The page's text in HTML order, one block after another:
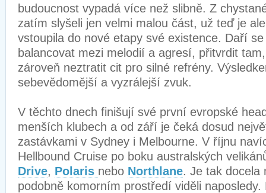
budoucnost vypadá více než slibně. Z
zatím slyšeli jen velmi malou část, už teď je
vstoupila do nové etapy své existence. Daří
balancovat mezi melodií a agresí, přitvrdit
zároveň neztratit cit pro silné refrény.
sebevědomější a vyzrálejší zvuk.
V těchto dnech finišují své první evropské
menších klubech a od září je čeká dosud
zastávkami v Sydney i Melbourne. V říjnu
Hellbound Cruise po boku australských
Drive, Polaris nebo Northlane. Je tak docela
podobně komorním prostředí viděli naposledy.